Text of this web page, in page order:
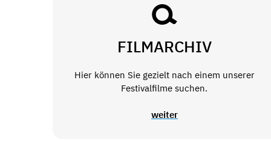
FILMARCHIV
Hier können Sie gezielt nach einem unserer
Festivalfilme suchen.
weiter